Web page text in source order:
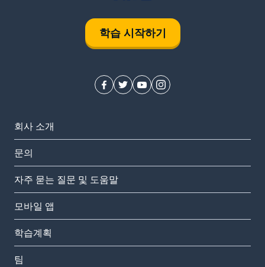
학습 시작하기
회사 소개
문의
자주 묻는 질문 및 도움말
모바일 앱
학습계획
팀